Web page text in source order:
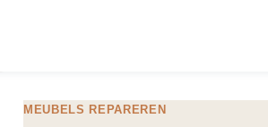
MEUBELS REPAREREN